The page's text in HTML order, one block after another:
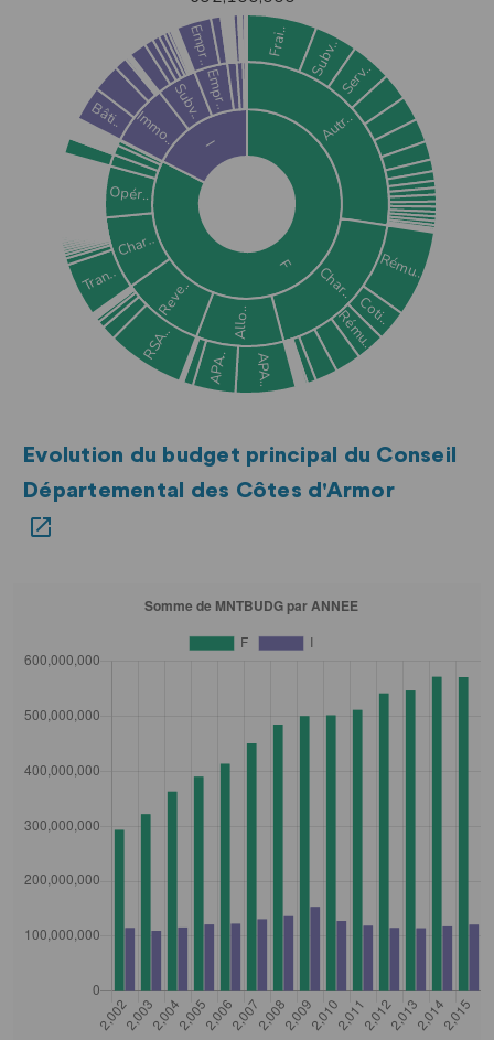
Evolution du budget principal du Conseil
Départemental des Côtes d'Armor